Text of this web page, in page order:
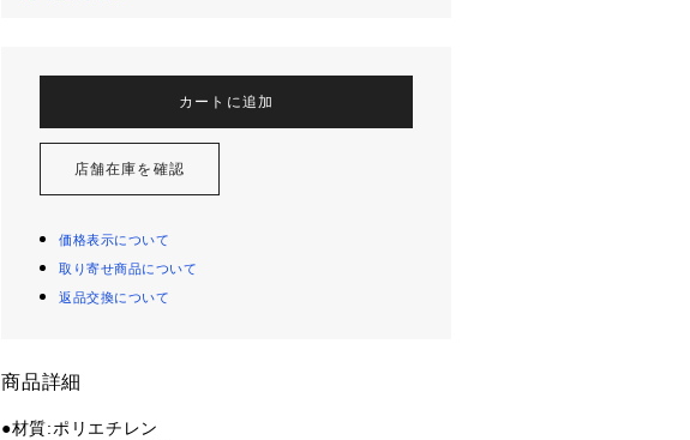
カートに追加
店舗在庫を確認
価格表示について
取り寄せ商品について
返品交換について
商品詳細
●材質:ポリエチレン